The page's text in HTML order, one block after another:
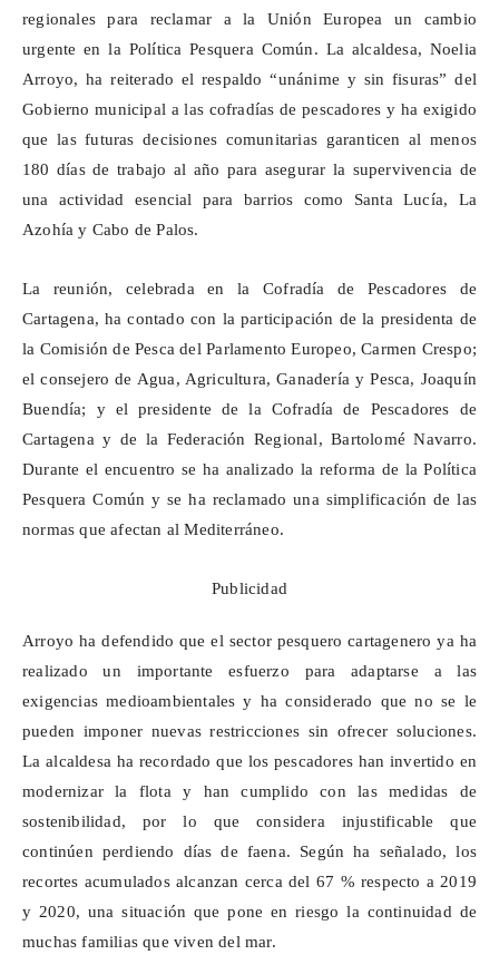
regionales para reclamar a la Unión Europea un cambio
urgente en la Política Pesquera Común. La alcaldesa, Noelia
Arroyo, ha reiterado el respaldo “unánime y sin fisuras” del
Gobierno municipal a las cofradías de pescadores y ha exigido
que las futuras decisiones comunitarias garanticen al menos
180 días de trabajo al año para asegurar la supervivencia de
una actividad esencial para barrios como Santa Lucía, La
Azohía y Cabo de Palos.
La reunión, celebrada en la Cofradía de Pescadores de
Cartagena, ha contado con la participación de la presidenta de
la Comisión de Pesca del Parlamento Europeo, Carmen Crespo;
el consejero de Agua, Agricultura, Ganadería y Pesca, Joaquín
Buendía; y el presidente de la Cofradía de Pescadores de
Cartagena y de la Federación Regional, Bartolomé Navarro.
Durante el encuentro se ha analizado la reforma de la Política
Pesquera Común y se ha reclamado una simplificación de las
normas que afectan al Mediterráneo.
Publicidad
Arroyo ha defendido que el sector pesquero cartagenero ya ha
realizado un importante esfuerzo para adaptarse a las
exigencias medioambientales y ha considerado que no se le
pueden imponer nuevas restricciones sin ofrecer soluciones.
La alcaldesa ha recordado que los pescadores han invertido en
modernizar la flota y han cumplido con las medidas de
sostenibilidad, por lo que considera injustificable que
continúen perdiendo días de faena. Según ha señalado, los
recortes acumulados alcanzan cerca del 67 % respecto a 2019
y 2020, una situación que pone en riesgo la continuidad de
muchas familias que viven del mar.